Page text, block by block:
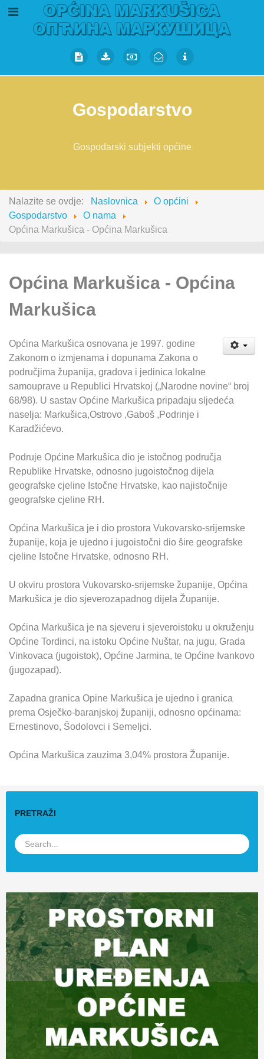
Gospodarstvo
Gospodarski subjekti općine
Nalazite se ovdje: Naslovnica
O općini
Gospodarstvo
O nama
Općina Markušica - Općina Markušica
Općina Markušica - Općina
Markušica
Općina Markušica osnovana je 1997. godine
Zakonom o izmjenama i dopunama Zakona o
područjima županija, gradova i jedinica lokalne
samouprave u Republici Hrvatskoj („Narodne novine“ broj
68/98). U sastav Općine Markušica pripadaju sljedeća
naselja: Markušica,Ostrovo ,Gaboš ,Podrinje i
Karadžićevo.
Podruje Općine Markušica dio je istočnog područja
Republike Hrvatske, odnosno jugoistočnog dijela
geografske cjeline Istočne Hrvatske, kao najistočnije
geografske cjeline RH.
Općina Markušica je i dio prostora Vukovarsko-srijemske
županije, koja je ujedno i jugoistočni dio šire geografske
cjeline Istočne Hrvatske, odnosno RH.
U okviru prostora Vukovarsko-srijemske županije, Općina
Markušica je dio sjeverozapadnog dijela Županije.
Općina Markušica je na sjeveru i sjeveroistoku u okruženju
Općine Tordinci, na istoku Općine Nuštar, na jugu, Grada
Vinkovaca (jugoistok), Općine Jarmina, te Općine Ivankovo
(jugozapad).
Zapadna granica Opine Markušica je ujedno i granica
prema Osječko-baranjskoj županiji, odnosno općinama:
Ernestinovo, Šodolovci i Semeljci.
Općina Markušica zauzima 3,04% prostora Županije.
PRETRAŽI